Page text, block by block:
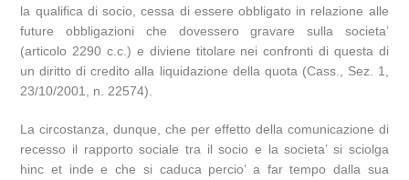
la qualifica di socio, cessa di essere obbligato in relazione alle
future obbligazioni che dovessero gravare sulla societa’
(articolo 2290 c.c.) e diviene titolare nei confronti di questa di
un diritto di credito alla liquidazione della quota (Cass., Sez. 1,
23/10/2001, n. 22574).
La circostanza, dunque, che per effetto della comunicazione di
recesso il rapporto sociale tra il socio e la societa’ si sciolga
hinc et inde e che si caduca percio’ a far tempo dalla sua